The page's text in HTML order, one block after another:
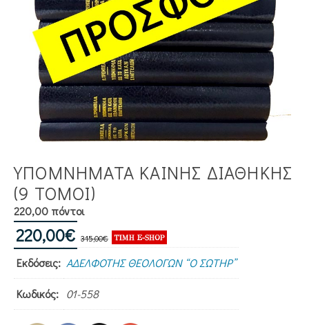
ΥΠΟΜΝΗΜΑΤΑ ΚΑΙΝΗΣ ΔΙΑΘΗΚΗΣ
(9 ΤΌΜΟΙ)
220,00 πόντοι
315,00€ Original
price
was:
315,00€.
220,00€ Η
τρέχουσα
τιμή
είναι:
Εκδόσεις: ΑΔΕΛΦΟΤΗΣ ΘΕΟΛΟΓΩΝ “Ο ΣΩΤΗΡ”
Κωδικός: 01-558